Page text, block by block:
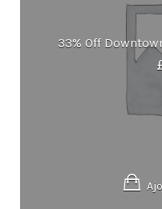
33% Off